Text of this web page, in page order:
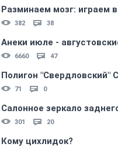
Разминаем мозг: играем
382 38
Анеки июле -
6660 47
Полигон "Свердловский"
71 0
Салонное зеркало
301 20
Кому цихлидок?